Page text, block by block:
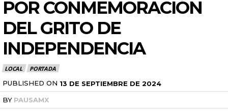
POR CONMEMORACIÓN
DEL GRITO DE
INDEPENDENCIA
LOCAL PORTADA
PUBLISHED ON 13 DE SEPTIEMBRE DE 2024
BY PAUSAMX